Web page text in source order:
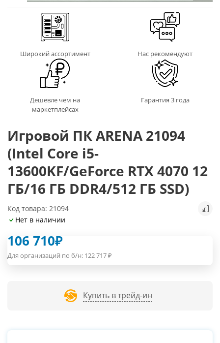
Широкий ассортимент Нас рекомендуют
Дешевле чем на
маркетплейсах
Гарантия 3 года
Игровой ПК ARENA 21094
(Intel Core i5-
13600KF/GeForce RTX 4070 12
ГБ/16 ГБ DDR4/512 ГБ SSD)
Код товара: 21094
Нет в наличии
106 710₽
Для организаций по б/н: 122 717₽
Купить в трейд-ин